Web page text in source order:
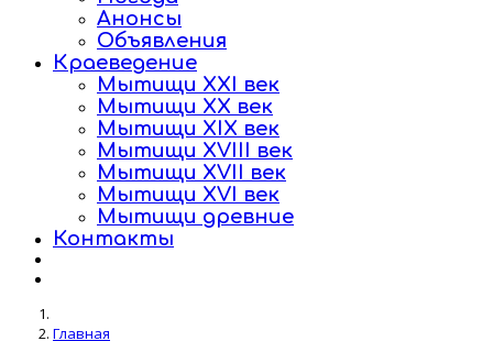
Анонсы
Объявления
Краеведение
Мытищи XXI век
Мытищи XX век
Мытищи XIX век
Мытищи XVIII век
Мытищи XVII век
Мытищи XVI век
Мытищи древние
Контакты
Главная